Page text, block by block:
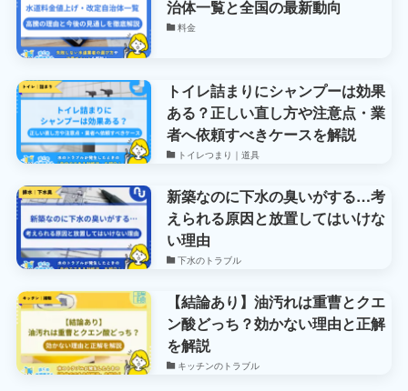
治体一覧と全国の最新動向
料金
トイレ詰まりにシャンプーは効果
ある？正しい直し方や注意点・業
者へ依頼すべきケースを解説
トイレつまり｜道具
新築なのに下水の臭いがする…考
えられる原因と放置してはいけな
い理由
下水のトラブル
【結論あり】油汚れは重曹とクエ
ン酸どっち？効かない理由と正解
を解説
キッチンのトラブル